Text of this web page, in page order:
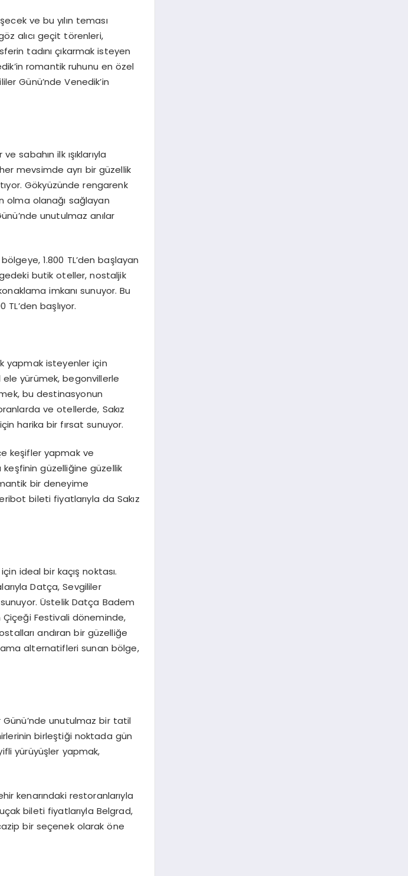
ve bu yılın teması
alıcı geçit törenleri,
tadını çıkarmak isteyen
romantik ruhunu en özel
Günü’nde Venedik’in
sabahın ilk ışıklarıyla
mevsimde ayrı bir güzellik
Gökyüzünde rengarenk
olma olanağı sağlayan
unutulmaz anılar
1.800 TL’den başlayan
butik oteller, nostaljik
imkanı sunuyor. Bu
başlıyor.
yapmak isteyenler için
yürümek, begonvillerle
bu destinasyonun
ve otellerde, Sakız
harika bir fırsat sunuyor.
keşifler yapmak ve
keşfinin güzelliğine güzellik
bir deneyime
bileti fiyatlarıyla da Sakız
ideal bir kaçış noktası.
Datça, Sevgililer
Üstelik Datça Badem
Çiçeği Festivali döneminde,
andıran bir güzelliğe
alternatifleri sunan bölge,
Günü’nde unutulmaz bir tatil
birleştiği noktada gün
yürüyüşler yapmak,
kenarındaki restoranlarıyla
bileti fiyatlarıyla Belgrad,
bir seçenek olarak öne